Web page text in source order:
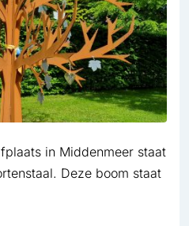
in Middenmeer staat
Deze boom staat